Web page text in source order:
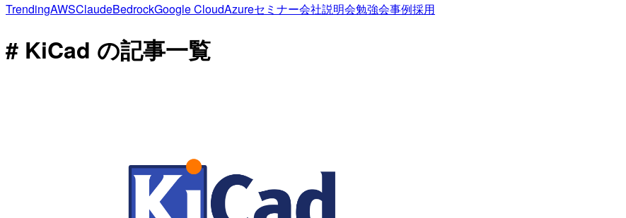
TrendingAWSClaudeBedrockGoogle CloudAzureセミナー会社説明会勉強会事例採用
# KiCad の記事一覧